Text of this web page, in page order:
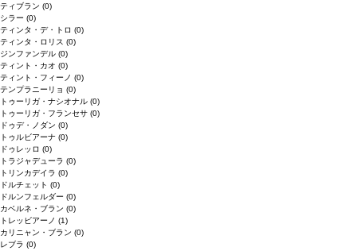
ティブラン (0)
シラー (0)
ティンタ・デ・トロ (0)
ティンタ・ロリス (0)
ジンファンデル (0)
ティント・カオ (0)
ティント・フィーノ (0)
テンプラニーリョ (0)
トゥーリガ・ナシオナル (0)
トゥーリガ・フランセサ (0)
ドゥデ・ノダン (0)
トゥルビアーナ (0)
ドゥレッロ (0)
トラジャデューラ (0)
トリンカデイラ (0)
ドルチェット (0)
ドルンフェルダー (0)
カベルネ・ブラン (0)
トレッビアーノ (1)
カリニャン・ブラン (0)
レブラ (0)